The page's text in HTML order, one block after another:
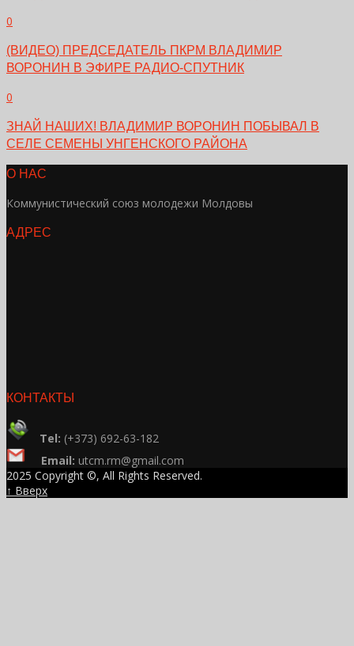
0
(ВИДЕО) ПРЕДСЕДАТЕЛЬ ПКРМ ВЛАДИМИР
ВОРОНИН В ЭФИРЕ РАДИО-СПУТНИК
0
ЗНАЙ НАШИХ! ВЛАДИМИР ВОРОНИН ПОБЫВАЛ В
СЕЛЕ СЕМЕНЫ УНГЕНСКОГО РАЙОНА
О НАС
Коммунистический союз молодежи Молдовы
АДРЕС
КОНТАКТЫ
Tel: (+373) 692-63-182
Email: utcm.rm@gmail.com
2025 Copyright ©, All Rights Reserved.
↑ Вверх